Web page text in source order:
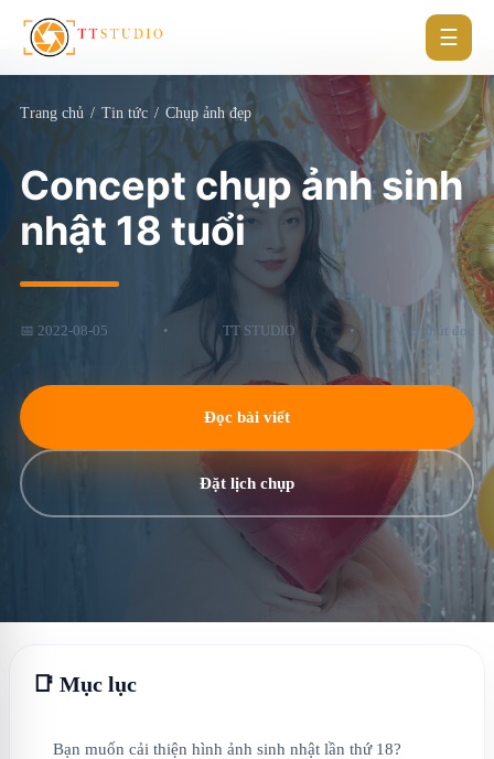
☰
Trang chủ / Tin tức / Chụp ảnh đẹp
Concept chụp ảnh sinh
nhật 18 tuổi
📅 2022-08-05 • TT STUDIO • 6 phút đọc
Đọc bài viết
Đặt lịch chụp
📑 Mục lục
Bạn muốn cải thiện hình ảnh sinh nhật lần thứ 18?